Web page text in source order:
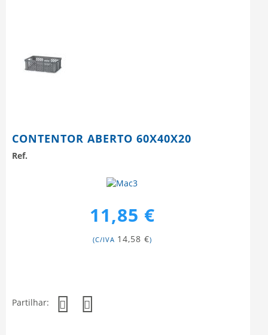
CONTENTOR ABERTO 60X40X20
Ref.
11,85 €
(C/IVA 14,58 €)
Partilhar: